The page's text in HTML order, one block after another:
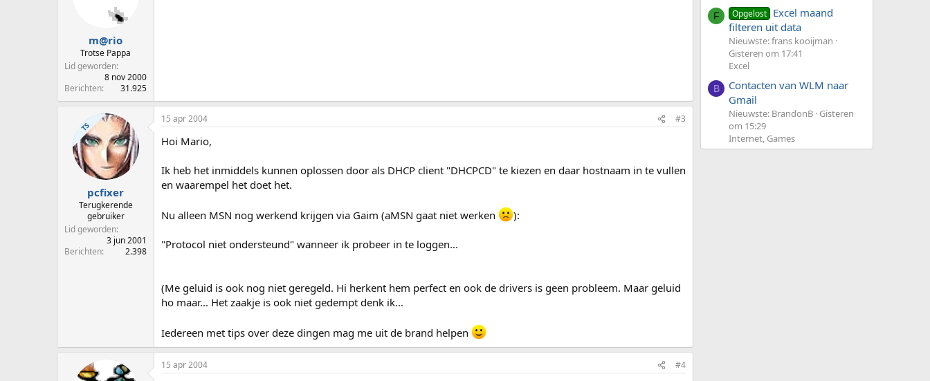
m@rio
Trotse Pappa
Lid geworden
8 nov 2000
Berichten
31.925
TS
pcfixer
Terugkerende
gebruiker
Lid geworden
3 jun 2001
Berichten
2.398
15 apr 2004 #3
Hoi Mario,
Ik heb het inmiddels kunnen oplossen door als DHCP client "DHCPCD" te kiezen en daar hostnaam in te vullen
en waarempel het doet het.
Nu alleen MSN nog werkend krijgen via Gaim (aMSN gaat niet werken ):
"Protocol niet ondersteund" wanneer ik probeer in te loggen...
(Me geluid is ook nog niet geregeld. Hi herkent hem perfect en ook de drivers is geen probleem. Maar geluid
ho maar... Het zaakje is ook niet gedempt denk ik...
Iedereen met tips over deze dingen mag me uit de brand helpen
15 apr 2004 #4
F Opgelost Excel maand
filteren uit data
Nieuwste: frans kooijman
Gisteren om 17:41
Excel
B
Contacten van WLM naar
Gmail
Nieuwste: BrandonB Gisteren
om 15:29
Internet, Games